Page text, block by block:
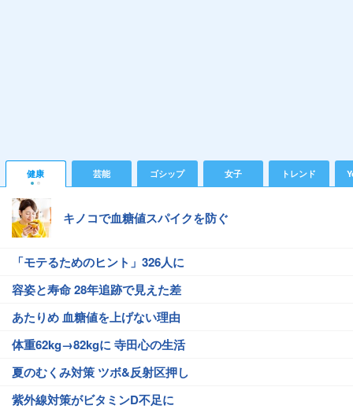
健康 芸能 ゴシップ 女子 トレンド
キノコで血糖値スパイクを防ぐ
「モテるためのヒント」326人に
容姿と寿命 28年追跡で見えた差
あたりめ 血糖値を上げない理由
体重62kg→82kgに 寺田心の生活
夏のむくみ対策 ツボ&反射区押し
紫外線対策がビタミンD不足に